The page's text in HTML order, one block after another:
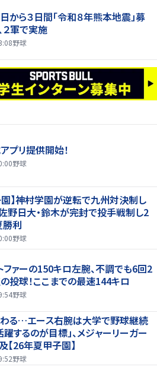
から３日間「令和８年熊本地震」募
軍で実施
野球
プリ提供開始！
野球
園】神村学園が逆転で九州対決制し
野日大・鈴木が完封で投手戦制し2
勝利
野球
ファーの150キロ左腕、不調でも6回2
投球！ここまでの最速144キロ
野球
る…エース右腕は大学で野球継続
躍するのが目標」、メジャーリーガー
【26年夏甲子園】
野球